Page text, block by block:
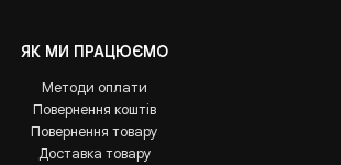
ЯК МИ ПРАЦЮЄМО
Методи оплати
Повернення коштів
Повернення товару
Доставка товару